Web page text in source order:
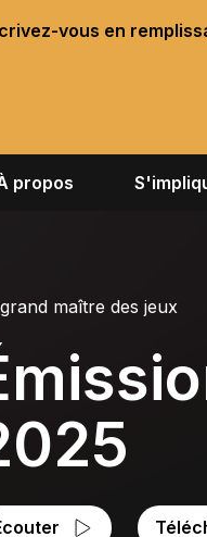
vous en
propos
maître des jeux